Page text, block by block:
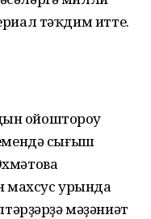
тәҡдим итте.
ойоштороу
сы­ғыш
махсус урында
мәҙәниәт